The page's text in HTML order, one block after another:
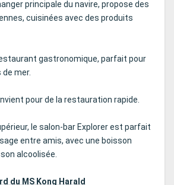
principale du navire, propose des
cuisinées avec des produits
gastronomique, parfait pour
mer.
pour de la restauration rapide.
le salon-bar Explorer est parfait
entre amis, avec une boisson
alcoolisée.
du MS Kong Harald